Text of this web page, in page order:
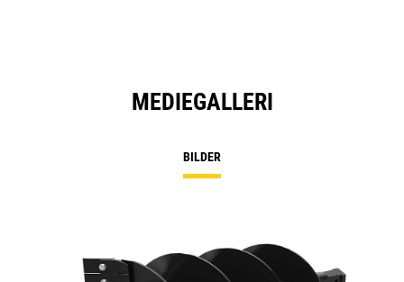
MEDIEGALLERI
BILDER